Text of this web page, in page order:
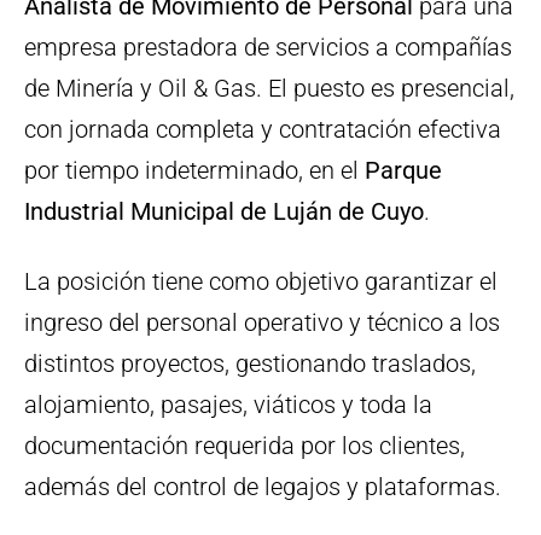
Analista de Movimiento de Personal para una
empresa prestadora de servicios a compañías
de Minería y Oil & Gas. El puesto es presencial,
con jornada completa y contratación efectiva
por tiempo indeterminado, en el Parque
Industrial Municipal de Luján de Cuyo.
La posición tiene como objetivo garantizar el
ingreso del personal operativo y técnico a los
distintos proyectos, gestionando traslados,
alojamiento, pasajes, viáticos y toda la
documentación requerida por los clientes,
además del control de legajos y plataformas.